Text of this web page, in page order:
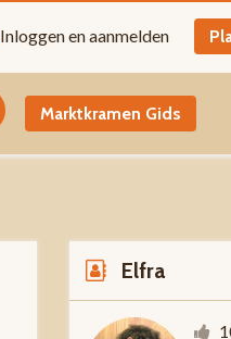
Inloggen en aanmelden
Marktkramen Gids
Elfra